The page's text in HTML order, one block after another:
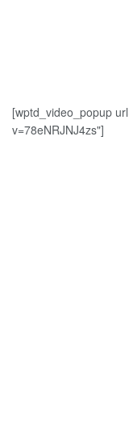
[wptd_video_popup
v=78eNRJNJ4zs"]